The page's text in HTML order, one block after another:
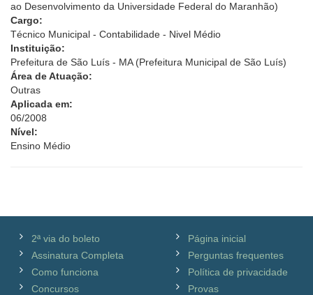
ao Desenvolvimento da Universidade Federal do Maranhão)
Cargo:
Técnico Municipal - Contabilidade - Nivel Médio
Instituição:
Prefeitura de São Luís - MA (Prefeitura Municipal de São Luís)
Área de Atuação:
Outras
Aplicada em:
06/2008
Nível:
Ensino Médio
2ª via do boleto
Assinatura Completa
Como funciona
Concursos
Página inicial
Perguntas frequentes
Política de privacidade
Provas